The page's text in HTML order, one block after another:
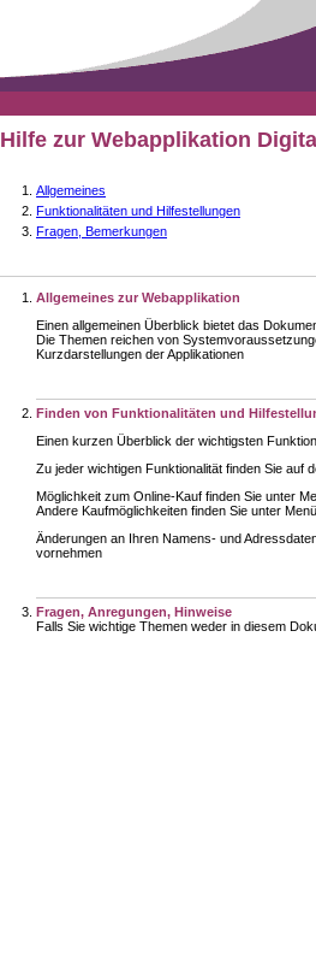
Hilfe zur Webapplikation
Allgemeines
Funktionalitäten und Hilfestellungen
Fragen, Bemerkungen
Allgemeines zur Webapplikation
Einen allgemeinen Überblick bietet das
Die Themen reichen von
Kurzdarstellungen der Applikationen
Finden von Funktionalitäten und
Einen kurzen Überblick der wichtigsten
Zu jeder wichtigen Funktionalität finden Sie auf
Möglichkeit zum Online-Kauf finden Sie unter
Andere Kaufmöglichkeiten finden Sie unter
Änderungen an Ihren Namens- und
vornehmen
Fragen, Anregungen, Hinweise
Falls Sie wichtige Themen weder in diesem